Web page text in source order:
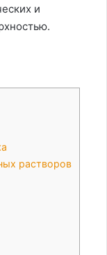
и
растворов